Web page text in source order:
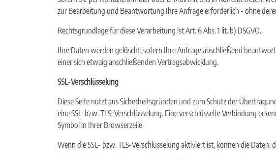
zur Bearbeitung und Beantwortung Ihre Anfrage erforderlich - ohne
Rechtsgrundlage für diese Verarbeitung ist Art. 6 Abs. 1 lit. b) DSGVO.
Ihre Daten werden gelöscht, sofern Ihre Anfrage abschließend
einer sich etwaig anschließenden Vertragsabwicklung.
SSL-Verschlüsselung
Diese Seite nutzt aus Sicherheitsgründen und zum Schutz der
eine SSL-bzw. TLS-Verschlüsselung. Eine verschlüsselte Verbindung
Symbol in Ihrer Browserzeile.
Wenn die SSL- bzw. TLS-Verschlüsselung aktiviert ist, können die